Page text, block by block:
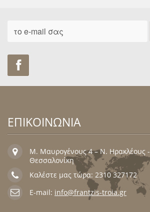
ΕΠΙΚΟΙΝΩΝΙΑ
Μ. Μαυρογένους 4 – Ν. Ηρακλέους -
Θεσσαλονίκη
Καλέστε μας τώρα: 2310 327172
E-mail: info@frantzis-troia.gr